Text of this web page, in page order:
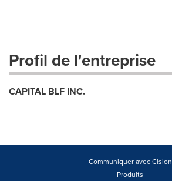
Profil de l'entreprise
CAPITAL BLF INC.
Communiquer avec Cision
Produits